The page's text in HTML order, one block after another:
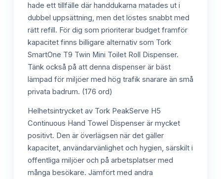
hade ett tillfälle där handdukarna matades ut i
dubbel uppsättning, men det löstes snabbt med
rätt refill. För dig som prioriterar budget framför
kapacitet finns billigare alternativ som Tork
SmartOne T9 Twin Mini Toilet Roll Dispenser.
Tänk också på att denna dispenser är bäst
lämpad för miljöer med hög trafik snarare än små
privata badrum. (176 ord)
Helhetsintrycket av Tork PeakServe H5
Continuous Hand Towel Dispenser är mycket
positivt. Den är överlägsen när det gäller
kapacitet, användarvänlighet och hygien, särskilt i
offentliga miljöer och på arbetsplatser med
många besökare. Jämfört med andra